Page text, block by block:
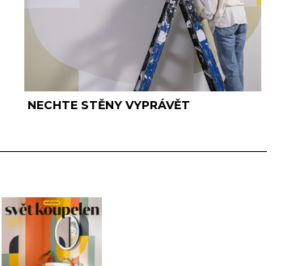
NECHTE STĚNY VYPRÁVĚT